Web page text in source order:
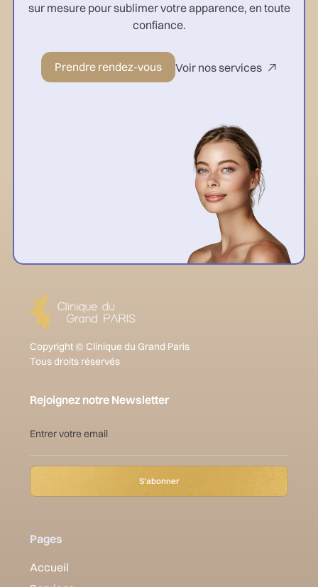
sur mesure pour sublimer votre apparence, en toute
confiance.
Prendre rendez-vous Voir nos services 
Copyright © Clinique du Grand Paris
Tous droits réservés
Rejoignez notre Newsletter
Pages
Accueil